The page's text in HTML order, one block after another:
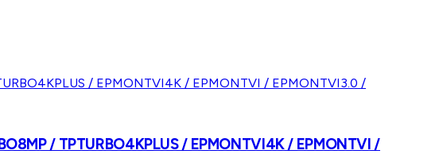
/ TPTURBO4KPLUS / EPMONTVI4K / EPMONTVI /